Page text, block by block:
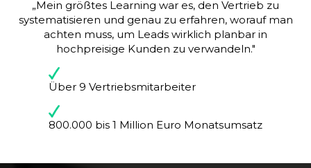
„Mein größtes Learning war es, den Vertrieb zu
systematisieren und genau zu erfahren, worauf man
achten muss, um Leads wirklich planbar in
hochpreisige Kunden zu verwandeln."
Über 9 Vertriebsmitarbeiter
800.000 bis 1 Million Euro Monatsumsatz